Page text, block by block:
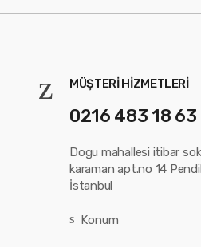
MÜŞTERI HIZMETLERI
0216 483 18 63
Dogu mahallesi itibar
karaman apt.no 14
İstanbul
Konum